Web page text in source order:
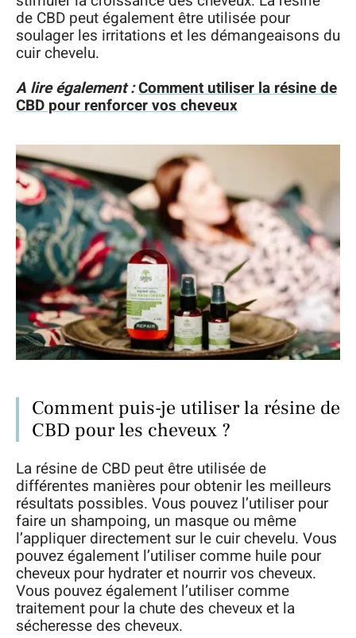
de CBD peut également être utilisée pour
soulager les irritations et les démangeaisons du
cuir chevelu.
A lire également :Comment utiliser la résine de
CBD pour renforcer vos cheveux
Comment puis-je utiliser la résine de
CBD pour les cheveux ?
La résine de CBD peut être utilisée de
différentes manières pour obtenir les meilleurs
résultats possibles. Vous pouvez l’utiliser pour
faire un shampoing, un masque ou même
l’appliquer directement sur le cuir chevelu. Vous
pouvez également l’utiliser comme huile pour
cheveux pour hydrater et nourrir vos cheveux.
Vous pouvez également l’utiliser comme
traitement pour la chute des cheveux et la
sécheresse des cheveux.